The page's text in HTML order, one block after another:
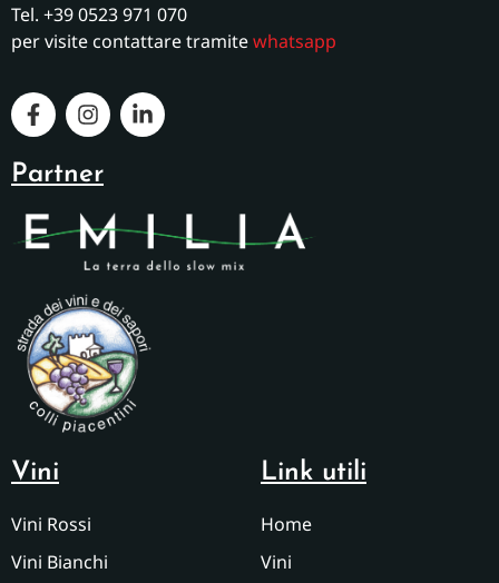
Tel. +39 0523 971 070
per visite contattare tramitewhatsapp
Partner
Vini
Vini Rossi
Vini Bianchi
Link utili
Home
Vini